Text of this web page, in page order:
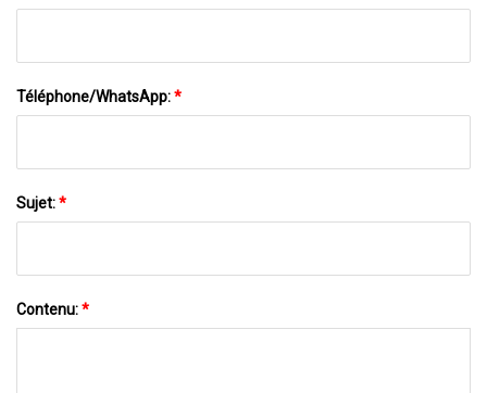
Téléphone/WhatsApp:*
Sujet:*
Contenu:*